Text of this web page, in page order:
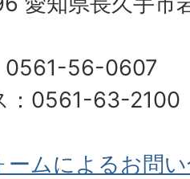
0561-56-0607
：0561-63-2100
ームによるお問